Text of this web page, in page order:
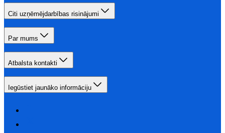
Citi uzņēmējdarbības risinājumi
Par mums
Atbalsta kontakti
Iegūstiet jaunāko informāciju